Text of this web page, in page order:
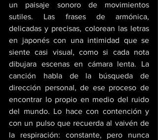
un paisaje sonoro de movimientos
sutiles. Las frases de armónica,
delicadas y precisas, colorean las letras
en japonés con una intimidad que se
siente casi visual, como si cada nota
dibujara escenas en cámara lenta. La
canción habla de la búsqueda de
dirección personal, de ese proceso de
encontrar lo propio en medio del ruido
del mundo. Lo hace con contención y
con un pulso que recuerda al vaivén de
la respiración: constante, pero nunca